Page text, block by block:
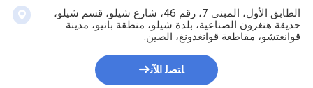
الطابق الأول، المبنى 7، رقم 46، شارع شيلو، قسم شيلو،
حديقة هنغرون الصناعية، بلدة شيلو، منطقة بانيو، مدينة
قوانغتشو، مقاطعة قوانغدونغ، الصين.
ﺎﺘﺼﻟ ﺍﻶﻧ